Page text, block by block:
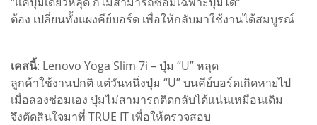
ต้อง เปลี่ยนทั้งแผงคีย์บอร์ด เพื่อให้กลับมาใช้งานได้สมบูรณ์
เคสนี้: Lenovo Yoga Slim 7i – ปุ่ม “U” หลุด
ลูกค้าใช้งานปกติ แต่วันหนึ่งปุ่ม “U” บนคีย์บอร์ดเกิดหายไป
เมื่อลองซ่อมเอง ปุ่มไม่สามารถติดกลับได้แน่นเหมือนเดิม
จึงตัดสินใจมาที่ TRUE IT เพื่อให้ตรวจสอบ